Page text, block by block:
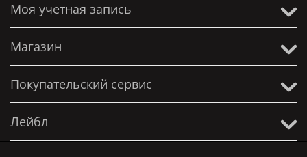
Моя учетная запись
Магазин
Покупательский сервис
Лейбл